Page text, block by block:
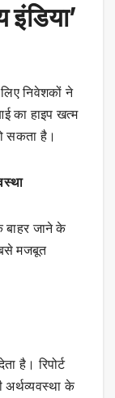
इंडिया’
निवेशकों ने
का हाइप खत्म
सकता है।
बाहर जाने के
मजबूत
है। रिपोर्ट
के